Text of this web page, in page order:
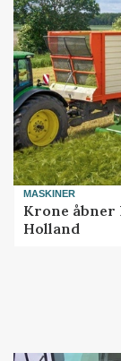
MASKINER
Krone åbner
Holland